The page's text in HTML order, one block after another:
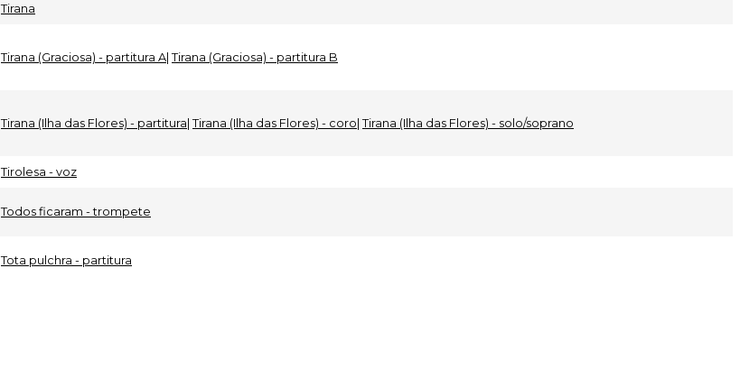
Tirana
Tirana (Graciosa) - partitura A| Tirana (Graciosa) - partitura B
Tirana (Ilha das Flores) - partitura| Tirana (Ilha das Flores) - coro| Tirana (Ilha das Flores) - solo/soprano
Tirolesa - voz
Todos ficaram - trompete
Tota pulchra - partitura